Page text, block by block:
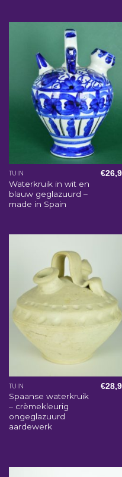
TUIN
Waterkruik in wit en
blauw geglazuurd –
made in Spain
€
TUIN
Spaanse waterkruik
– crèmekleurig
ongeglazuurd
aardewerk
€